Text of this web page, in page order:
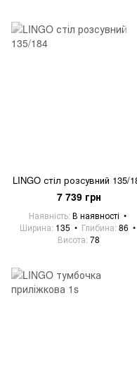
LINGO стіл розсувний 135/
7 739 грн
Наявність В наявності
Ширина 135 Глибина 86
Висота 78